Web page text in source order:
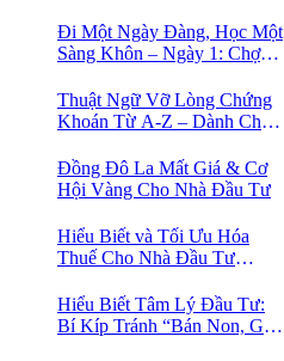
Đi Một Ngày Đàng, Học Một
Sàng Khôn – Ngày 1: Chợ
Thuật Ngữ Vỡ Lòng Chứng
Khoán Từ A-Z – Dành Cho
Đồng Đô La Mất Giá & Cơ
Hội Vàng Cho Nhà Đầu Tư
Hiểu Biết và Tối Ưu Hóa
Thuế Cho Nhà Đầu Tư
Hiểu Biết Tâm Lý Đầu Tư:
Bí Kíp Tránh “Bán Non, Giữ